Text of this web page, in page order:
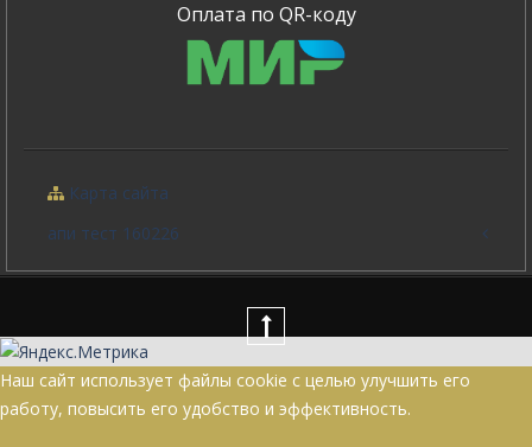
Оплата по QR-коду
Карта сайта
апи тест 160226
Наш сайт использует файлы cookie с целью улучшить его
работу, повысить его удобство и эффективность.